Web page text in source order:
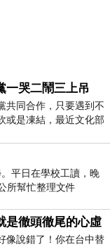
一哭二鬧三上吊
共同合作，只要遇到不
或是凍結，最近文化部
算，在110年
平日在學校工讀，晚
所幫忙整理文件
是徹頭徹尾的心虛
像說錯了！你在台中替